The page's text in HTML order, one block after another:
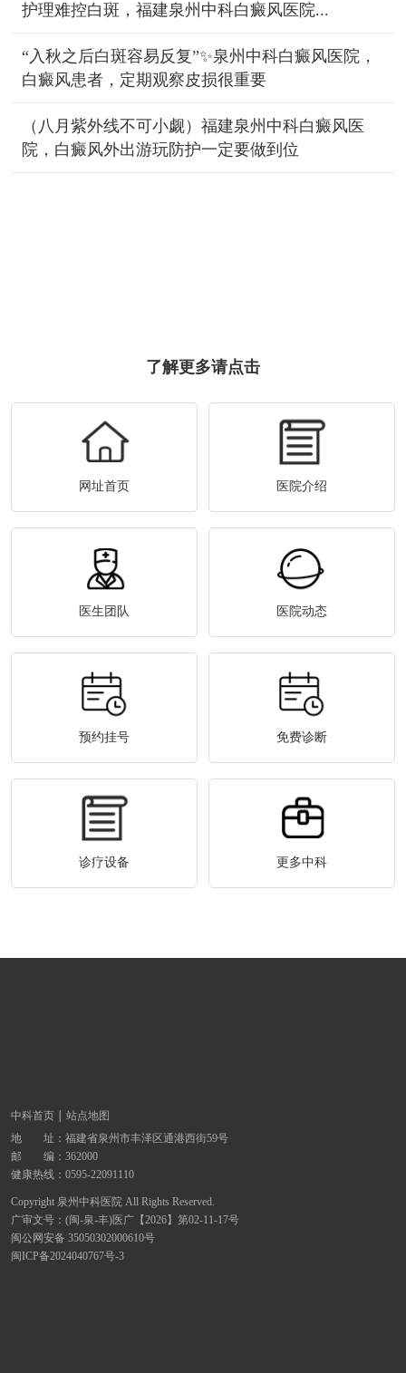
护理难控白斑，福建泉州中科白癜风医院...
“入秋之后白斑容易反复”✨泉州中科白癜风医院，
白癜风患者，定期观察皮损很重要
（八月紫外线不可小觑）福建泉州中科白癜风医
院，白癜风外出游玩防护一定要做到位
了解更多请点击
网址首页 医院介绍
医生团队 医院动态
预约挂号 免费诊断
诊疗设备 更多中科
中科首页
站点地图
地 址： 福建省泉州市丰泽区通港西街59号
邮 编：362000
健康热线： 0595-22091110
Copyright 泉州中科医院 All Rights Reserved.
广审文号：(闽-泉-丰)医广【2026】第02-11-17号
闽公网安备 35050302000610号
闽ICP备2024040767号-3